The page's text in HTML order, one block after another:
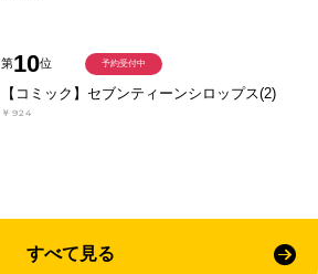
第10位
【コミック】セブンティーンシロップス(2)
￥924
予約受付中
すべて見る